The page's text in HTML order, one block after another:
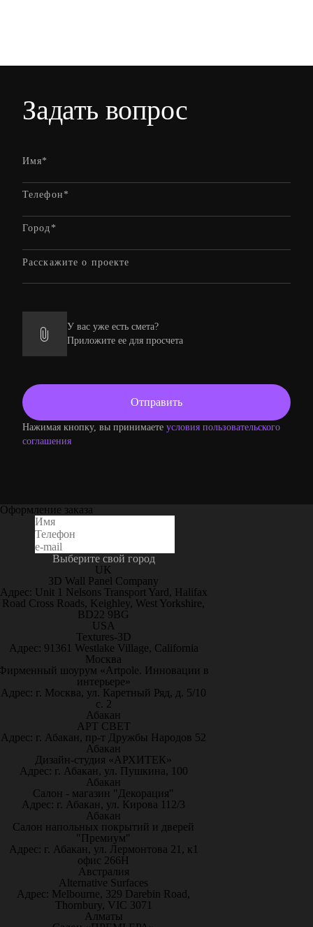
Задать вопрос
У вас уже есть смета?
Приложите ее для просчета
Нажимая кнопку, вы принимаете условия пользовательского
соглашения
Оформление заказа
Выберите свой город
UK
3D Wall Panel Company
Адрес: Unit 1 Nelsons Transport Yard, Halifax
Road Cross Roads, Keighley, West Yorkshire,
BD22 9BG
USA
Textures-3D
Адрес: 91361 Westlake Village, California
Москва
шоурум «Artpole. Инновации в
интерьере»
Адрес: г. Москва, ул. Каретный Ряд, д. 5/10
с. 2
Абакан
АРТ СВЕТ
Адрес: г. Абакан, пр-т Дружбы Народов 52
Абакан
Дизайн-студия «АРХИТЕК»
Адрес: г. Абакан, ул. Пушкина, 100
Абакан
Салон - магазин "Декорация"
Адрес: г. Абакан, ул. Кирова 112/3
Абакан
Салон напольных покрытий и дверей
"Премиум"
Адрес: г. Абакан, ул. Лермонтова 21, к1
офис 266Н
Австралия
Alternative Surfaces
Адрес: Melbourne, 329 Darebin Road,
Thornbury, VIC 3071
Алматы